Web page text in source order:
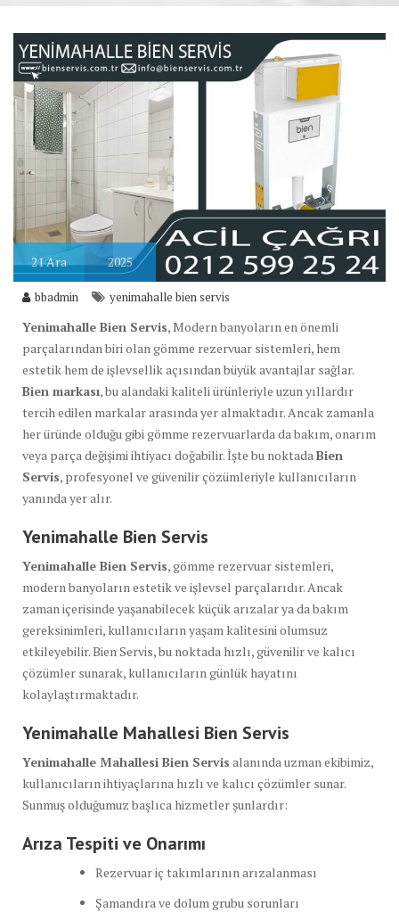
21Ara 2025
bbadmin yenimahalle bien servis
Yenimahalle Bien Servis, Modern banyoların en önemli
parçalarından biri olan gömme rezervuar sistemleri, hem
estetik hem de işlevsellik açısından büyük avantajlar sağlar.
Bien markası, bu alandaki kaliteli ürünleriyle uzun yıllardır
tercih edilen markalar arasında yer almaktadır. Ancak zamanla
her üründe olduğu gibi gömme rezervuarlarda da bakım, onarım
veya parça değişimi ihtiyacı doğabilir. İşte bu noktada Bien
Servis, profesyonel ve güvenilir çözümleriyle kullanıcıların
yanında yer alır.
Yenimahalle Bien Servis
Yenimahalle Bien Servis, gömme rezervuar sistemleri,
modern banyoların estetik ve işlevsel parçalarıdır. Ancak
zaman içerisinde yaşanabilecek küçük arızalar ya da bakım
gereksinimleri, kullanıcıların yaşam kalitesini olumsuz
etkileyebilir. Bien Servis, bu noktada hızlı, güvenilir ve kalıcı
çözümler sunarak, kullanıcıların günlük hayatını
kolaylaştırmaktadır.
Yenimahalle Mahallesi Bien Servis
Yenimahalle Mahallesi Bien Servis alanında uzman ekibimiz,
kullanıcıların ihtiyaçlarına hızlı ve kalıcı çözümler sunar.
Sunmuş olduğumuz başlıca hizmetler şunlardır:
Arıza Tespiti ve Onarımı
Rezervuar iç takımlarının arızalanması
Şamandıra ve dolum grubu sorunları